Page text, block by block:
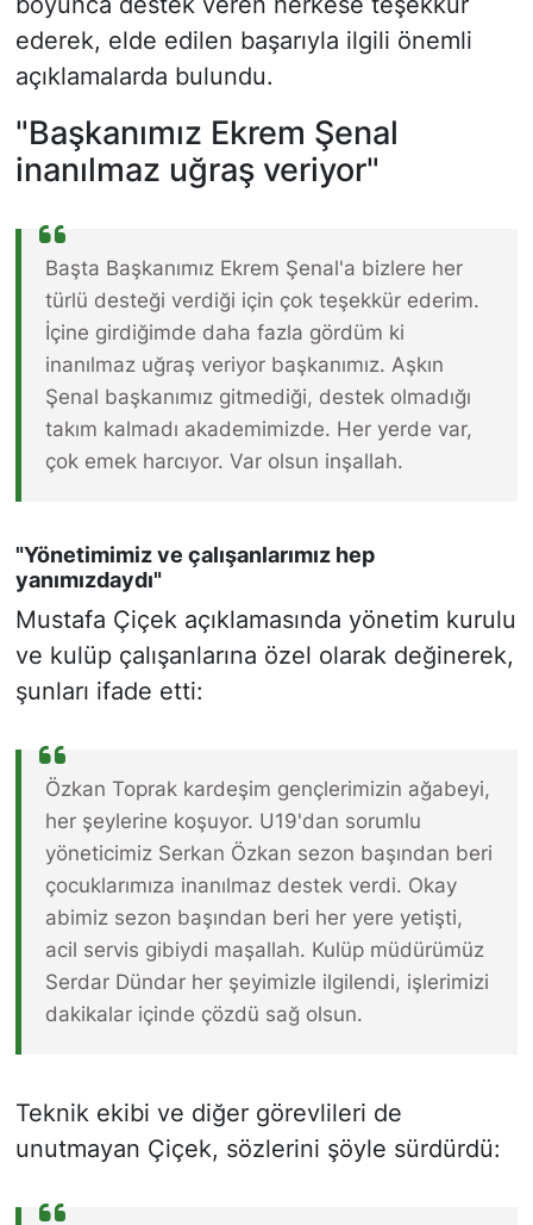
ederek, elde edilen başarıyla ilgili önemli
açıklamalarda bulundu.
"Başkanımız Ekrem Şenal
inanılmaz uğraş veriyor"
Başta Başkanımız Ekrem Şenal'a bizlere her
türlü desteği verdiği için çok teşekkür ederim.
İçine girdiğimde daha fazla gördüm ki
inanılmaz uğraş veriyor başkanımız. Aşkın
Şenal başkanımız gitmediği, destek olmadığı
takım kalmadı akademimizde. Her yerde var,
çok emek harcıyor. Var olsun inşallah.
"Yönetimimiz ve çalışanlarımız hep
yanımızdaydı"
Mustafa Çiçek açıklamasında yönetim kurulu
ve kulüp çalışanlarına özel olarak değinerek,
şunları ifade etti:
Özkan Toprak kardeşim gençlerimizin ağabeyi,
her şeylerine koşuyor. U19'dan sorumlu
yöneticimiz Serkan Özkan sezon başından beri
çocuklarımıza inanılmaz destek verdi. Okay
abimiz sezon başından beri her yere yetişti,
acil servis gibiydi maşallah. Kulüp müdürümüz
Serdar Dündar her şeyimizle ilgilendi, işlerimizi
dakikalar içinde çözdü sağ olsun.
Teknik ekibi ve diğer görevlileri de
unutmayan Çiçek, sözlerini şöyle sürdürdü: